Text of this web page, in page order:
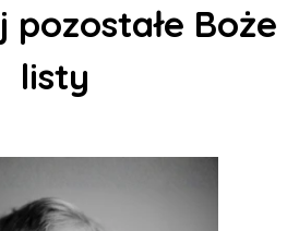
pozostałe Boże
listy